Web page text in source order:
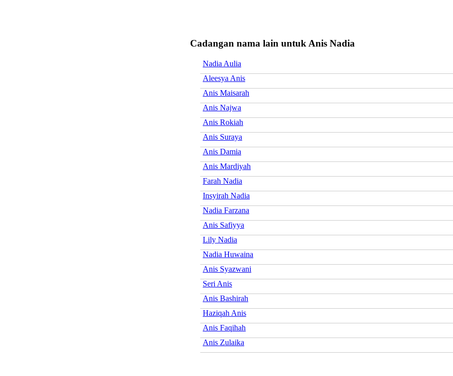
Cadangan nama lain untuk Anis Nadia
Nadia Aulia
Aleesya Anis
Anis Maisarah
Anis Najwa
Anis Rokiah
Anis Suraya
Anis Damia
Anis Mardiyah
Farah Nadia
Insyirah Nadia
Nadia Farzana
Anis Safiyya
Lily Nadia
Nadia Huwaina
Anis Syazwani
Seri Anis
Anis Bashirah
Haziqah Anis
Anis Faqihah
Anis Zulaika